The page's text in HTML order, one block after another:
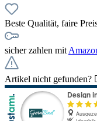
Beste Qualität, faire
sicher zahlen mit
Artikel nicht gefunden?